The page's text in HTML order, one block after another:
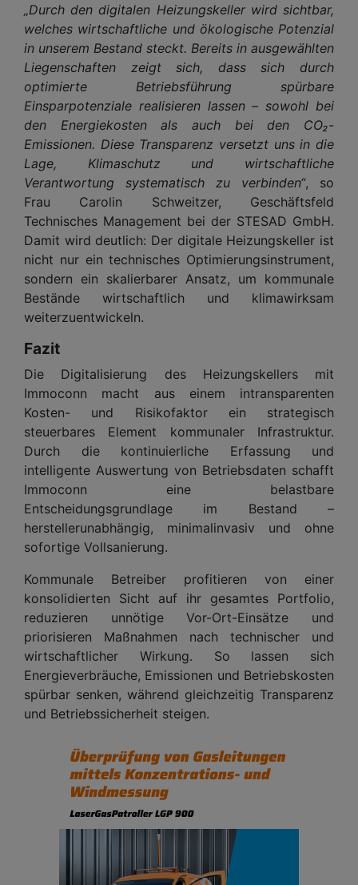
„Durch den digitalen Heizungskeller wird sichtbar,
welches wirtschaftliche und ökologische Potenzial
in unserem Bestand steckt. Bereits in ausgewählten
Liegenschaften zeigt sich, dass sich durch
optimierte Betriebsführung spürbare
Einsparpotenziale realisieren lassen – sowohl bei
den Energiekosten als auch bei den CO₂-
Emissionen. Diese Transparenz versetzt uns in die
Lage, Klimaschutz und wirtschaftliche
Verantwortung systematisch zu verbinden“, so
Frau Carolin Schweitzer, Geschäftsfeld
Technisches Management bei der STESAD GmbH.
Damit wird deutlich: Der digitale Heizungskeller ist
nicht nur ein technisches Optimierungsinstrument,
sondern ein skalierbarer Ansatz, um kommunale
Bestände wirtschaftlich und klimawirksam
weiterzuentwickeln.
Fazit
Die Digitalisierung des Heizungskellers mit
Immoconn macht aus einem intransparenten
Kosten- und Risikofaktor ein strategisch
steuerbares Element kommunaler Infrastruktur.
Durch die kontinuierliche Erfassung und
intelligente Auswertung von Betriebsdaten schafft
Immoconn eine belastbare
Entscheidungsgrundlage im Bestand –
herstellerunabhängig, minimalinvasiv und ohne
sofortige Vollsanierung.
Kommunale Betreiber profitieren von einer
konsolidierten Sicht auf ihr gesamtes Portfolio,
reduzieren unnötige Vor-Ort-Einsätze und
priorisieren Maßnahmen nach technischer und
wirtschaftlicher Wirkung. So lassen sich
Energieverbräuche, Emissionen und Betriebskosten
spürbar senken, während gleichzeitig Transparenz
und Betriebssicherheit steigen.